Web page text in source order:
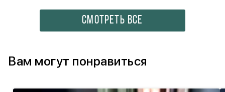
СМОТРЕТЬ ВСЕ
Вам могут понравиться